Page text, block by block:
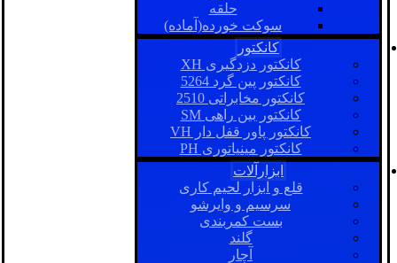
حلقه
سوکت خورده(آماده)
کانکتور
کانکتور دزدگیری XH
کانکتور پین گرد 5264
کانکتور مخابراتی 2510
کانکتور بین راهی SM
کانکتور پاور قفل دار VH
کانکتور مینیاتوری PH
ابزارآلات
قلع و ابزار لحیم کاری
سرسیم و وایرشو
بست کمربندی
گلند
آچار